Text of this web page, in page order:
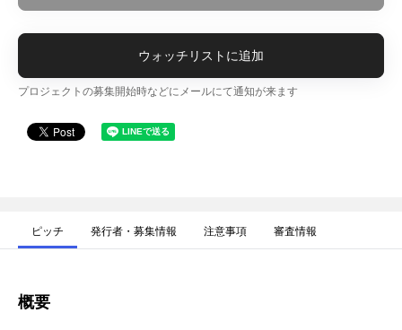
ウォッチリストに追加
プロジェクトの募集開始時などにメールにて通知が来ます
ピッチ 発行者・募集情報 注意事項 審査情報
概要